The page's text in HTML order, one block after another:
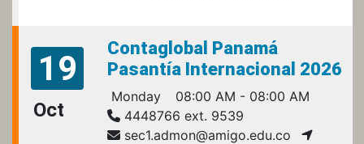
19
Oct
Contaglobal Panamá
Pasantía Internacional 2026
Monday
08:00 AM - 08:00 AM
4448766 ext. 9539
sec1.admon@amigo.edu.co